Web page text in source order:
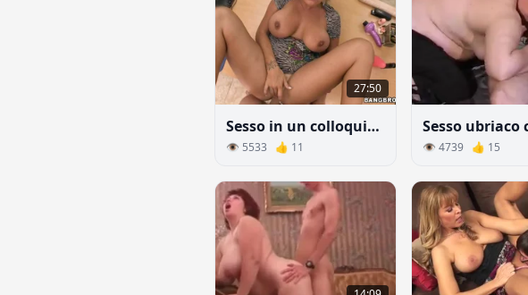
27:50
Sesso in un colloquio: scopare in ufficio con una donna bionda e matura
👁 5533 👍 11 👁 4739 👍 15